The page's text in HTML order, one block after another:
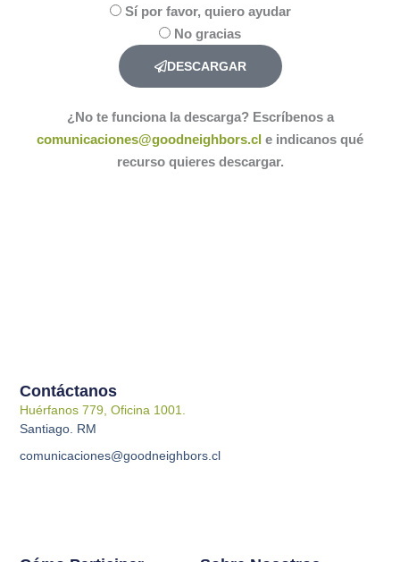
Sí por favor, quiero ayudar
No gracias
DESCARGAR
¿No te funciona la descarga? Escríbenos a
comunicaciones@goodneighbors.cl e indicanos qué
recurso quieres descargar.
Contáctanos
Huérfanos 779, Oficina 1001.
Santiago. RM
comunicaciones@goodneighbors.cl